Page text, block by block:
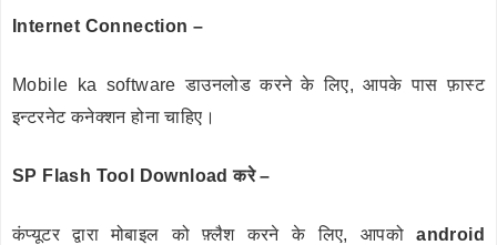
Internet Connection –
Mobile ka software डाउनलोड करने के लिए, आपके पास फ़ास्ट
इन्टरनेट कनेक्शन होना चाहिए।
SP Flash Tool Download करे –
कंप्यूटर द्वारा मोबाइल को फ़्लैश करने के लिए, आपकोandroid